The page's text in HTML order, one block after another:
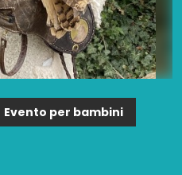
Evento per bambini